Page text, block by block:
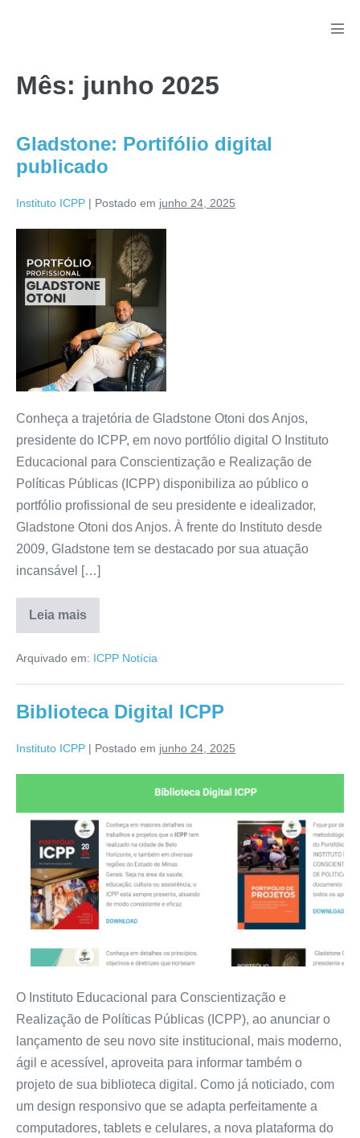
Mês: junho 2025
Gladstone: Portifólio digital
publicado
Instituto ICPP | Postado em junho 24, 2025
Conheça a trajetória de Gladstone Otoni dos Anjos,
presidente do ICPP, em novo portfólio digital O Instituto
Educacional para Conscientização e Realização de
Políticas Públicas (ICPP) disponibiliza ao público o
portfólio profissional de seu presidente e idealizador,
Gladstone Otoni dos Anjos. À frente do Instituto desde
2009, Gladstone tem se destacado por sua atuação
incansável […]
Leia mais
Arquivado em: ICPP Notícia
Biblioteca Digital ICPP
Instituto ICPP | Postado em junho 24, 2025
O Instituto Educacional para Conscientização e
Realização de Políticas Públicas (ICPP), ao anunciar o
lançamento de seu novo site institucional, mais moderno,
ágil e acessível, aproveita para informar também o
projeto de sua biblioteca digital. Como já noticiado, com
um design responsivo que se adapta perfeitamente a
computadores, tablets e celulares, a nova plataforma do